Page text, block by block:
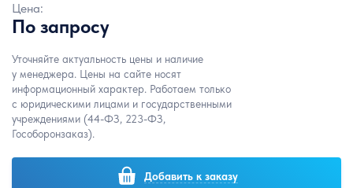
Цена:
По запросу
Уточняйте актуальность цены и наличие
у менеджера. Цены на сайте носят
информационный характер. Работаем только
с юридическими лицами и государственными
учреждениями (44-ФЗ, 223-ФЗ,
Гособоронзаказ).
Добавить к заказу